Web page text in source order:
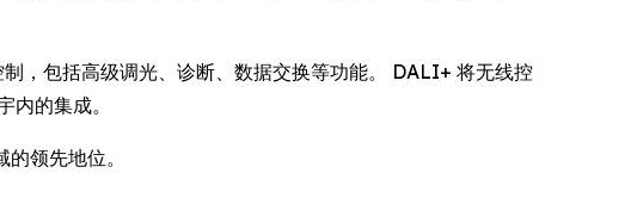
，包括高级调光、诊断、数据交换等功能。 DALI+ 将无线控
的集成。
领先地位。